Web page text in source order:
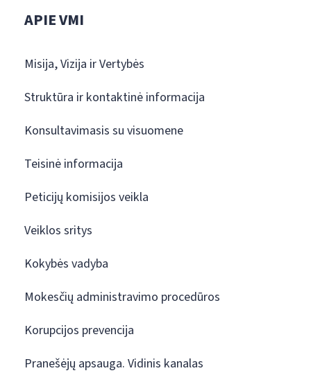
APIE VMI
Misija, Vizija ir Vertybės
Struktūra ir kontaktinė informacija
Konsultavimasis su visuomene
Teisinė informacija
Peticijų komisijos veikla
Veiklos sritys
Kokybės vadyba
Mokesčių administravimo procedūros
Korupcijos prevencija
Pranešėjų apsauga. Vidinis kanalas